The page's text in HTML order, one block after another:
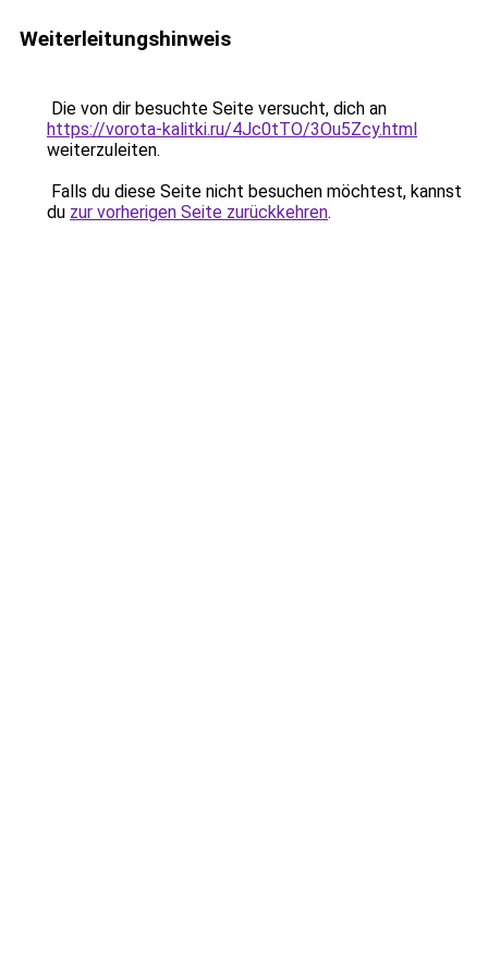
Weiterleitungshinweis
Die von dir besuchte Seite versucht, dich an
https://vorota-kalitki.ru/4Jc0tTO/3Ou5Zcy.html
weiterzuleiten.
Falls du diese Seite nicht besuchen möchtest, kannst
du zur vorherigen Seite zurückkehren.